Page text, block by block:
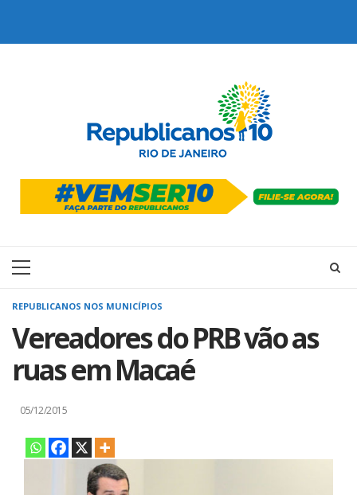
Primary
REPUBLICANOS NOS MUNICÍPIOS
Vereadores do PRB vão as
ruas em Macaé
05/12/2015